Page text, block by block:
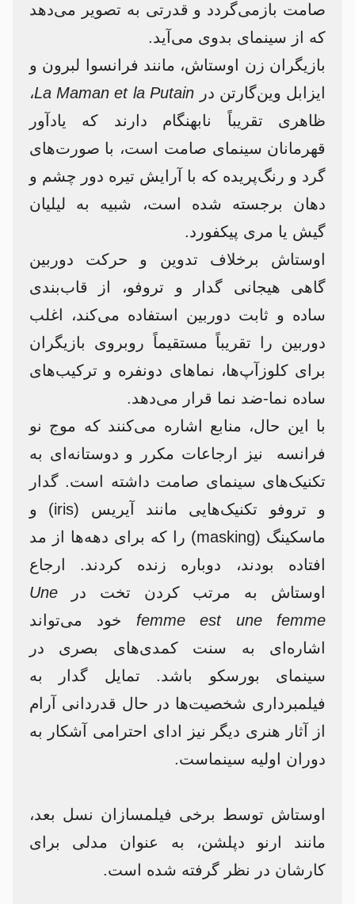
صامت بازمی‌گردد و قدرتی به تصویر می‌دهد
که از سینمای بدوی می‌آید.
بازیگران زن اوستاش، مانند فرانسوا لبرون و
ایزابل وین‌گارتن در La Maman et la Putain،
ظاهری تقریباً نابهنگام دارند که یادآور
قهرمانان سینمای صامت است، با صورت‌های
گرد و رنگ‌پریده که با آرایش تیره دور چشم و
دهان برجسته شده است، شبیه به لیلیان
گیش یا مری پیکفورد.
اوستاش برخلاف تدوین و حرکت دوربین
گاهی هیجانی گدار و تروفو، از قاب‌بندی
ساده و ثابت دوربین استفاده می‌کند، اغلب
دوربین را تقریباً مستقیماً روبروی بازیگران
برای کلوزآپ‌ها، نماهای دونفره و ترکیب‌های
ساده نما-ضد نما قرار می‌دهد.
با این حال، منابع اشاره می‌کنند که موج نو
فرانسه نیز ارجاعات مکرر و دوستانه‌ای به
تکنیک‌های سینمای صامت داشته است. گدار
و تروفو تکنیک‌هایی مانند آیریس (iris) و
ماسکینگ (masking) را که برای دهه‌ها از مد
افتاده بودند، دوباره زنده کردند. ارجاع
اوستاش به مرتب کردن تخت درUne
femme est une femme خود می‌تواند
اشاره‌ای به سنت کمدی‌های بصری در
سینمای بورسکو باشد. تمایل گدار به
فیلمبرداری شخصیت‌ها در حال قدردانی آرام
از آثار هنری دیگر نیز ادای احترامی آشکار به
دوران اولیه سینماست.
اوستاش توسط برخی فیلمسازان نسل بعد،
مانند ارنو دپلشن، به عنوان مدلی برای
کارشان در نظر گرفته شده است.